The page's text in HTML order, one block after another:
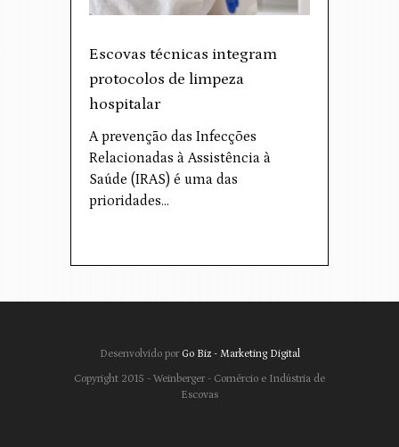
Escovas técnicas integram
protocolos de limpeza
hospitalar
A prevenção das Infecções
Relacionadas à Assistência à
Saúde (IRAS) é uma das
prioridades…
Desenvolvido por Go Biz - Marketing Digital
Copyright 2015 - Weinberger - Comércio e Indústria de
Escovas